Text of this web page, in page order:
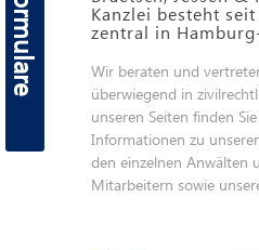
Kanzlei besteht
zentral in
Wir beraten und
überwiegend in
unseren Seiten finden
Informationen zu
den einzelnen Anwälten
Mitarbeitern sowie